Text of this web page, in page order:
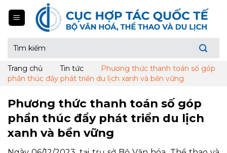
kiếm:
Trang chủ Tin tức
Phương thức thanh toán số góp
phần thúc đẩy phát triển du lịch xanh và bền vững
Phương thức thanh toán số góp
phần thúc đẩy phát triển du lịch
xanh và bền vững